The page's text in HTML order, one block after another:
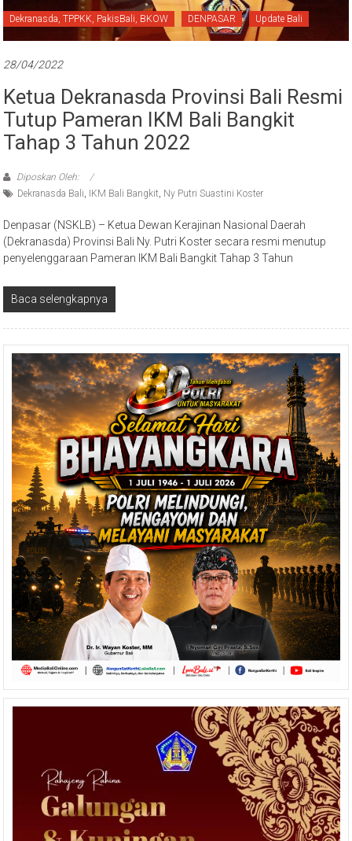
Dekranasda, TPPKK, PakisBali, BKOW DENPASAR Update Bali
28/04/2022
Ketua Dekranasda Provinsi Bali Resmi
Tutup Pameran IKM Bali Bangkit
Tahap 3 Tahun 2022
Diposkan Oleh:
Dekranasda Bali, IKM Bali Bangkit, Ny Putri Suastini Koster
Denpasar (NSKLB) – Ketua Dewan Kerajinan Nasional Daerah
(Dekranasda) Provinsi Bali Ny. Putri Koster secara resmi menutup
penyelenggaraan Pameran IKM Bali Bangkit Tahap 3 Tahun
Baca selengkapnya